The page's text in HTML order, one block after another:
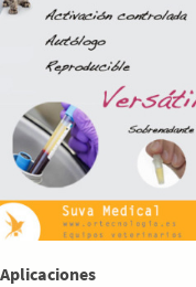
Aplicaciones